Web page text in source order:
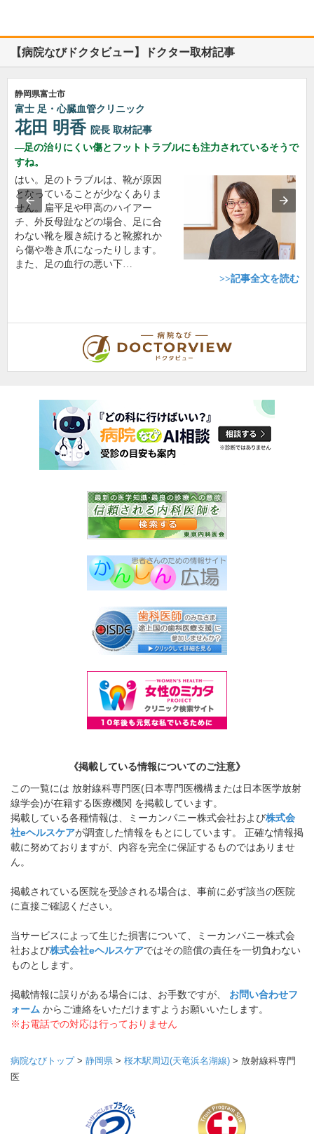
【病院なびドクタビュー】ドクター取材記事
静岡県富士市
富士 足・心臓血管クリニック
花田 明香 院長 取材記事
足の治りにくい傷とフットトラブルにも注力されているそうで
すね。
はい。足のトラブルは、靴が原因
となっていることが少なくありま
せん。扁平足や甲高のハイアー
チ、外反母趾などの場合、足に合
わない靴を履き続けると靴擦れか
ら傷や巻き爪になったりします。
また、足の血行の悪い下…
>>記事全文を読む
《掲載している情報についてのご注意》
この一覧には 放射線科専門医(日本専門医機構または日本医学放射
線学会)が在籍する医療機関 を掲載しています。
掲載している各種情報は、ミーカンパニー株式会社および株式会
社eヘルスケアが調査した情報をもとにしています。 正確な情報掲
載に努めておりますが、内容を完全に保証するものではありませ
ん。
掲載されている医院を受診される場合は、事前に必ず該当の医院
に直接ご確認ください。
当サービスによって生じた損害について、ミーカンパニー株式会
社および株式会社eヘルスケアではその賠償の責任を一切負わない
ものとします。
掲載情報に誤りがある場合には、お手数ですが、 お問い合わせフ
ォーム からご連絡をいただけますようお願いいたします。
※お電話での対応は行っておりません
病院なびトップ> 静岡県 > 桜木駅周辺(天竜浜名湖線) > 放射線科専門
医